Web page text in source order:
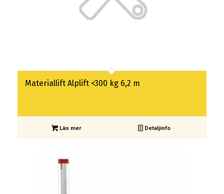
Materiallift Alplift <300 kg 6,2 m
Läs mer Detaljinfo